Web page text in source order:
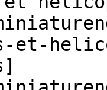
et-